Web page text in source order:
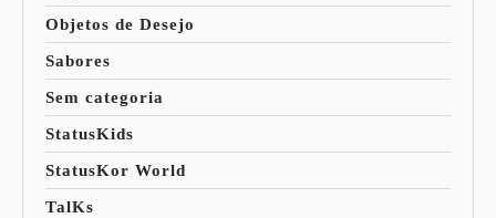
Objetos de Desejo
Sabores
Sem categoria
StatusKids
StatusKor World
TalKs